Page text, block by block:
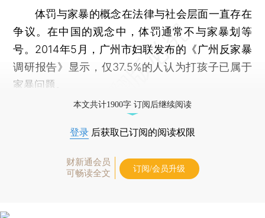
体罚与家暴的概念在法律与社会层面一直存在
争议。在中国的观念中，体罚通常不与家暴划等
号。2014年5月，广州市妇联发布的《广州反家暴
调研报告》显示，仅37.5%的人认为打孩子已属于
家暴问题。
本文共计1900字 订阅后继续阅读
登录 后获取已订阅的阅读权限
财新通会员
可畅读全文
订阅/会员升级